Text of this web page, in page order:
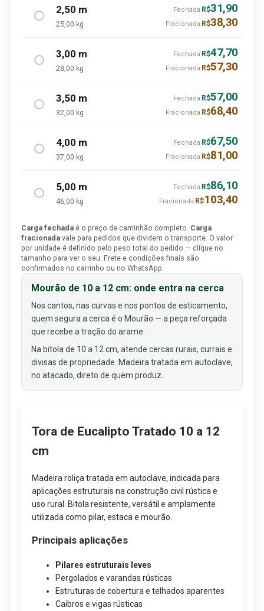
2,50 m
25,00 kg
Fechada R$31,90
Fracionada R$38,30
3,00 m
28,00 kg
Fechada R$47,70
Fracionada R$57,30
3,50 m
32,00 kg
Fechada R$57,00
Fracionada R$68,40
4,00 m
37,00 kg
Fechada R$67,50
Fracionada R$81,00
5,00 m
46,00 kg
Fechada R$86,10
Fracionada R$103,40
Carga fechada é o preço de caminhão completo. Carga
fracionada vale para pedidos que dividem o transporte. O valor
por unidade é definido pelo peso total do pedido — clique no
tamanho para ver o seu. Frete e condições finais são
confirmados no carrinho ou no WhatsApp.
Mourão de 10 a 12 cm: onde entra na cerca
Nos cantos, nas curvas e nos pontos de esticamento,
quem segura a cerca é o Mourão — a peça reforçada
que recebe a tração do arame.
Na bitola de 10 a 12 cm, atende cercas rurais, currais e
divisas de propriedade. Madeira tratada em autoclave,
no atacado, direto de quem produz.
Tora de Eucalipto Tratado 10 a 12
cm
Madeira roliça tratada em autoclave, indicada para
aplicações estruturais na construção civil rústica e
uso rural. Bitola resistente, versátil e amplamente
utilizada como pilar, estaca e mourão.
Principais aplicações
Pilares estruturais leves
Pergolados e varandas rústicas
Estruturas de cobertura e telhados aparentes
Caibros e vigas rústicas